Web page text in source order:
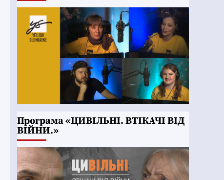
Програма «ЦИВІЛЬНІ. ВТІКАЧІ ВІД
ВІЙНИ.»